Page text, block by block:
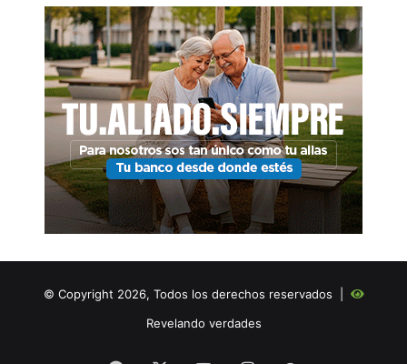
© Copyright 2026, Todos los derechos reservados |
Revelando verdades